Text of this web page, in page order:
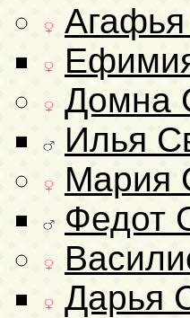
Домна
Илья
Мария
Федот
Дарья